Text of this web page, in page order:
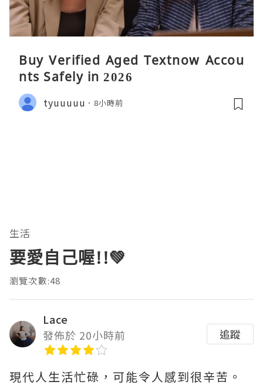
Buy Verified Aged Textnow Accou
nts Safely in 2026
tyuuuuu 8小時前
生活
要愛自己喔!!💚
瀏覽次數:48
Lace
發佈於 20小時前
追蹤
現代人生活忙碌，可能令人感到很辛苦。